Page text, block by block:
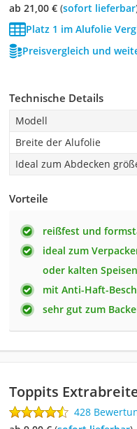
ab 21,00 €( Sofort lieferbar
Platz 1 im Alufolie
Preisvergleich und
Technische Details
Modell
Breite der Alufolie
Ideal zum Abdecken
Vorteile
reißfest und
ideal zum
oder kalten Speisen
mit Anti-Haft-
sehr gut zum
Toppits
428